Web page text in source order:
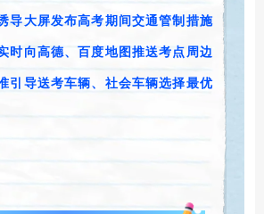
导大屏发布高考期间交通管制措施
时向高德、百度地图推送考点周边
引导送考车辆、社会车辆选择最优